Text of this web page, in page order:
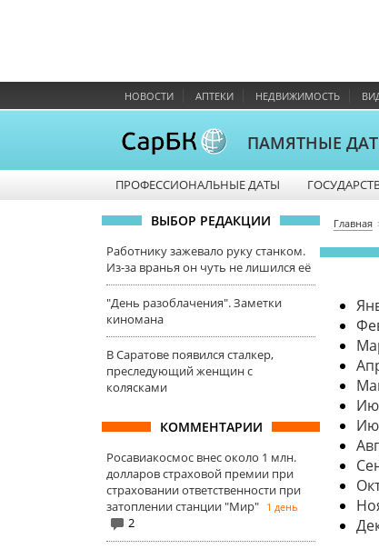
НОВОСТИ АПТЕКИ НЕДВИЖИМОСТЬ
ПАМЯТНЫЕ
ПРОФЕССИОНАЛЬНЫЕ ДАТЫ
ВЫБОР РЕДАКЦИИ
Работнику зажевало руку станком.
Из-за вранья он чуть не лишился её
"День разоблачения". Заметки
киномана
В Саратове появился сталкер,
преследующий женщин с
колясками
КОММЕНТАРИИ
Росавиакосмос внес около 1 млн.
долларов страховой премии при
страховании ответственности при
затоплении станции "Мир" 1 день
2
Главная